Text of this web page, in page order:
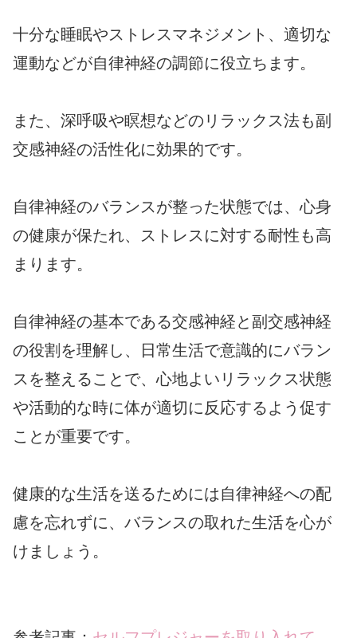
十分な睡眠やストレスマネジメント、適切な
運動などが自律神経の調節に役立ちます。
また、深呼吸や瞑想などのリラックス法も副
交感神経の活性化に効果的です。
自律神経のバランスが整った状態では、心身
の健康が保たれ、ストレスに対する耐性も高
まります。
自律神経の基本である交感神経と副交感神経
の役割を理解し、日常生活で意識的にバラン
スを整えることで、心地よいリラックス状態
や活動的な時に体が適切に反応するよう促す
ことが重要です。
健康的な生活を送るためには自律神経への配
慮を忘れずに、バランスの取れた生活を心が
けましょう。